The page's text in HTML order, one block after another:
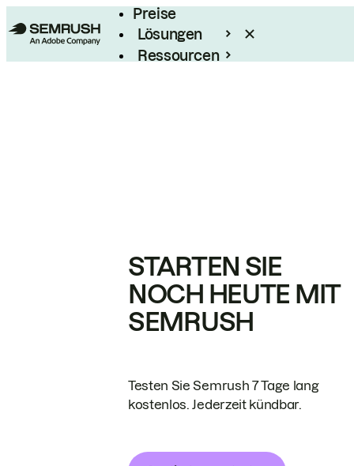
Preise
Lösungen
Ressourcen
STARTEN SIE
NOCH HEUTE MIT
SEMRUSH
Testen Sie Semrush 7 Tage lang
kostenlos. Jederzeit kündbar.